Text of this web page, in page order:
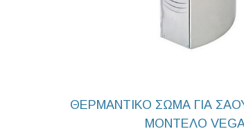
ΘΕΡΜΑΝΤΙΚΌ ΣΏΜΑ ΓΙΑ
ΜΟΝΤΈΛΟ